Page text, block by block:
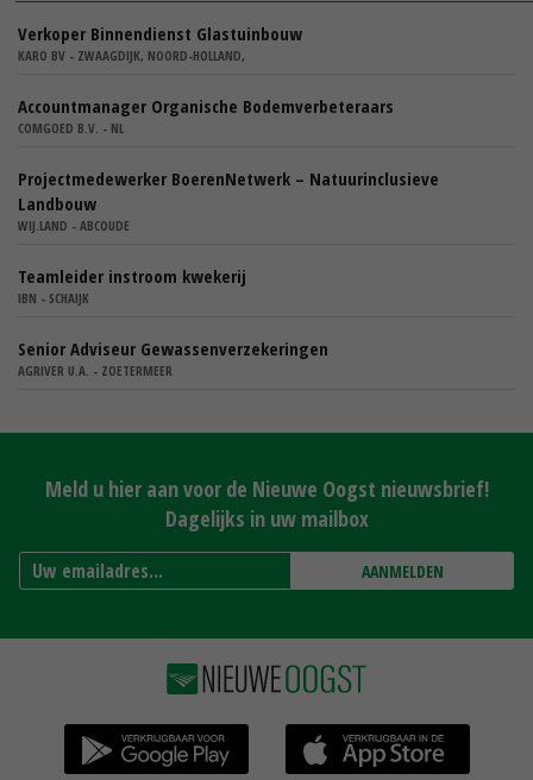
Verkoper Binnendienst Glastuinbouw
KARO BV - ZWAAGDIJK, NOORD-HOLLAND,
Accountmanager Organische Bodemverbeteraars
COMGOED B.V. - NL
Projectmedewerker BoerenNetwerk – Natuurinclusieve
Landbouw
WIJ.LAND - ABCOUDE
Teamleider instroom kwekerij
IBN - SCHAIJK
Senior Adviseur Gewassenverzekeringen
AGRIVER U.A. - ZOETERMEER
Meld u hier aan voor de Nieuwe Oogst nieuwsbrief!
Dagelijks in uw mailbox
AANMELDEN